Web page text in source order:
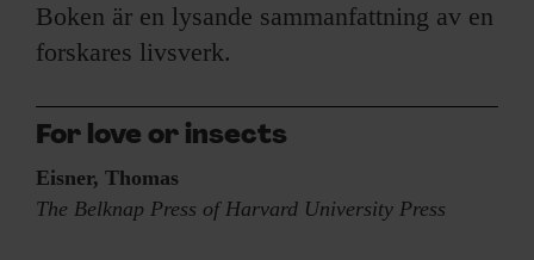
Boken är en lysande sammanfattning av en
forskares livsverk.
For love or insects
Eisner, Thomas
The Belknap Press of Harvard University Press